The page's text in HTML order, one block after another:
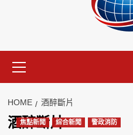
Menu
HOME 酒醉斷片
酒醉斷片
焦點新聞 綜合新聞 警政消防